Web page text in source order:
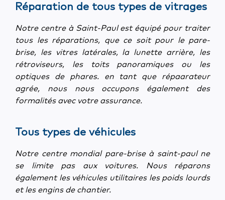
Réparation de tous types de vitrages
Notre centre à Saint-Paul est équipé pour traiter
tous les réparations, que ce soit pour le pare-
brise, les vitres latérales, la lunette arrière, les
rétroviseurs, les toits panoramiques ou les
optiques de phares. en tant que répaarateur
agrée, nous nous occupons également des
formalités avec votre assurance.
Tous types de véhicules
Notre centre mondial pare-brise à saint-paul ne
se limite pas aux voitures. Nous réparons
également les véhicules utilitaires les poids lourds
et les engins de chantier.